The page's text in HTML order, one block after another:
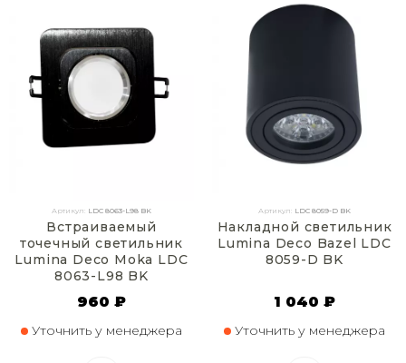
Артикул: LDC 8063-L98 BK
Встраиваемый
точечный светильник
Lumina Deco Moka LDC
8063-L98 BK
960 ₽
Уточнить у менеджера
Артикул: LDC 8059-D BK
Накладной светильник
Lumina Deco Bazel LDC
8059-D BK
1 040 ₽
Уточнить у менеджера